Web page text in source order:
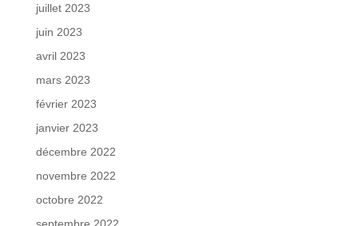
juillet 2023
juin 2023
avril 2023
mars 2023
février 2023
janvier 2023
décembre 2022
novembre 2022
octobre 2022
septembre 2022